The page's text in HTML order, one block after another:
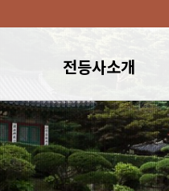
전등사소개